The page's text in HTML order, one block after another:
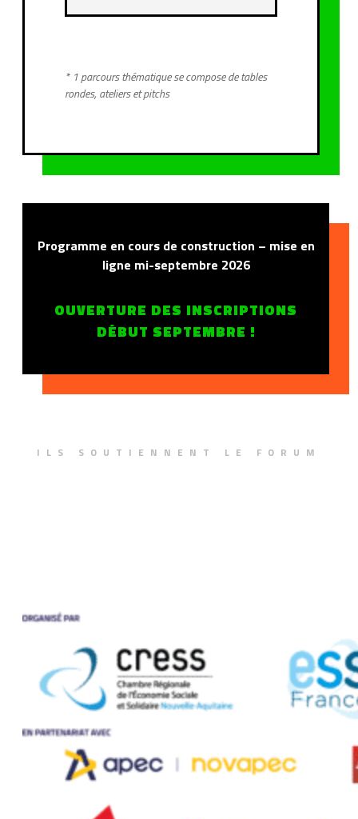
* 1 parcours thématique se compose de tables
rondes, ateliers et pitchs
Programme en cours de construction – mise en
ligne mi-septembre 2026
OUVERTURE DES INSCRIPTIONS
DÉBUT SEPTEMBRE !
ILS SOUTIENNENT LE FORUM